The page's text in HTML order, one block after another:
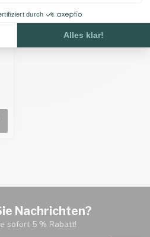
Nachrichten?
sofort 5 % Rabatt!